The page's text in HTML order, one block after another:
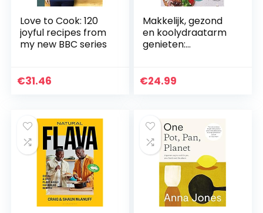
Love to Cook: 120
joyful recipes from
my new BBC series
€31.46
Makkelijk, gezond
en koolydraatarm
genieten:
recepten, adviezen
€24.99